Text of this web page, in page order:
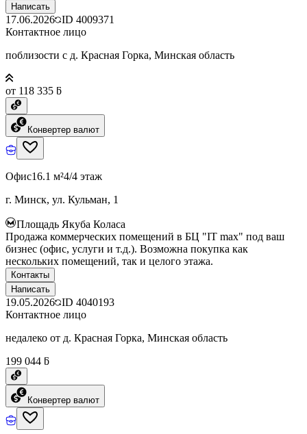
Написать
17.06.2026 ID 4009371
Контактное лицо
поблизости с д. Красная Горка, Минская область
от 118 335 ƃ
Конвертер валют
Офис16.1 м²4/4 этаж
г. Минск, ул. Кульман, 1
Площадь Якуба Коласа
Продажа коммерческих помещений в БЦ "IT max" под ваш
бизнес (офис, услуги и т.д.). Возможна покупка как
нескольких помещений, так и целого этажа.
Контакты
Написать
19.05.2026 ID 4040193
Контактное лицо
недалеко от д. Красная Горка, Минская область
199 044 ƃ
Конвертер валют